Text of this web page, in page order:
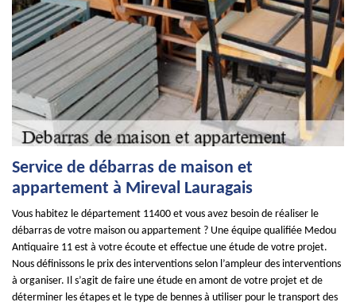
Service de débarras de maison et
appartement à Mireval Lauragais
Vous habitez le département 11400 et vous avez besoin de réaliser le
débarras de votre maison ou appartement ? Une équipe qualifiée Medou
Antiquaire 11 est à votre écoute et effectue une étude de votre projet.
Nous définissons le prix des interventions selon l’ampleur des interventions
à organiser. Il s’agit de faire une étude en amont de votre projet et de
déterminer les étapes et le type de bennes à utiliser pour le transport des